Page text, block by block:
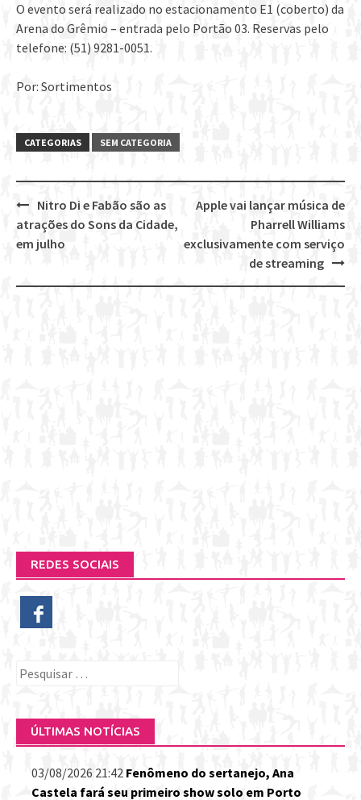
O evento será realizado no estacionamento E1 (coberto) da
Arena do Grêmio – entrada pelo Portão 03. Reservas pelo
telefone: (51) 9281-0051.
Por: Sortimentos
CATEGORIAS SEM CATEGORIA
Post
navigation
Apple vai lançar música de
Pharrell Williams
exclusivamente com serviço
de streaming
Nitro Di e Fabão são as
atrações do Sons da Cidade,
em julho
REDES SOCIAIS
Pesquisar
ÚLTIMAS NOTÍCIAS
03/08/2026 21:42 Fenômeno do sertanejo, Ana
Castela fará seu primeiro show solo em Porto